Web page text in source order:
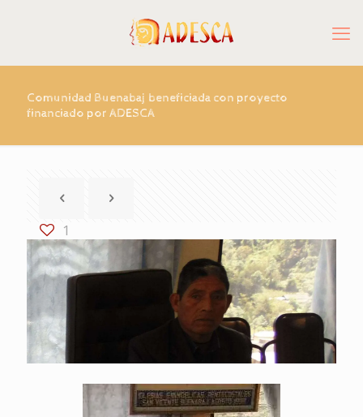
Comunidad Buenabaj beneficiada con proyecto
financiado por ADESCA
1